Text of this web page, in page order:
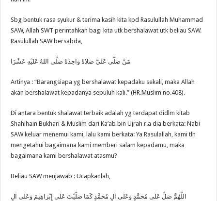
Sbg bentuk rasa syukur & terima kasih kita kpd Rasulullah Muhammad
SAW, Allah SWT perintahkan bagi kita utk bershalawat utk beliau SAW.
Rasulullah SAW bersabda,
مَنْ صَلَّى عَلَيَّ صَلَاةً وَاحِدَةً صَلَّى اللهُ عَلَيْهِ عَشْرًا
Artinya : “Barangsiapa yg bershalawat kepadaku sekali, maka Allah
akan bershalawat kepadanya sepuluh kali.” (HR.Muslim no.408).
Di antara bentuk shalawat terbaik adalah yg terdapat didlm kitab
Shahihain Bukhari & Muslim dari Ka’ab bin Ujrah r.a dia berkata: Nabi
SAW keluar menemui kami, lalu kami berkata: Ya Rasulallah, kami tlh
mengetahui bagaimana kami memberi salam kepadamu, maka
bagaimana kami bershalawat atasmu?
Beliau SAW menjawab : Ucapkanlah,
اللَّهُمَّ صَلِّ عَلَى مُحَمَّدٍ وَعَلَى آلِ مُحَمَّدٍ كَمَا صَلَّيْتَ عَلَى إِبْرَاهِيمَ وَعَلَى آلِ